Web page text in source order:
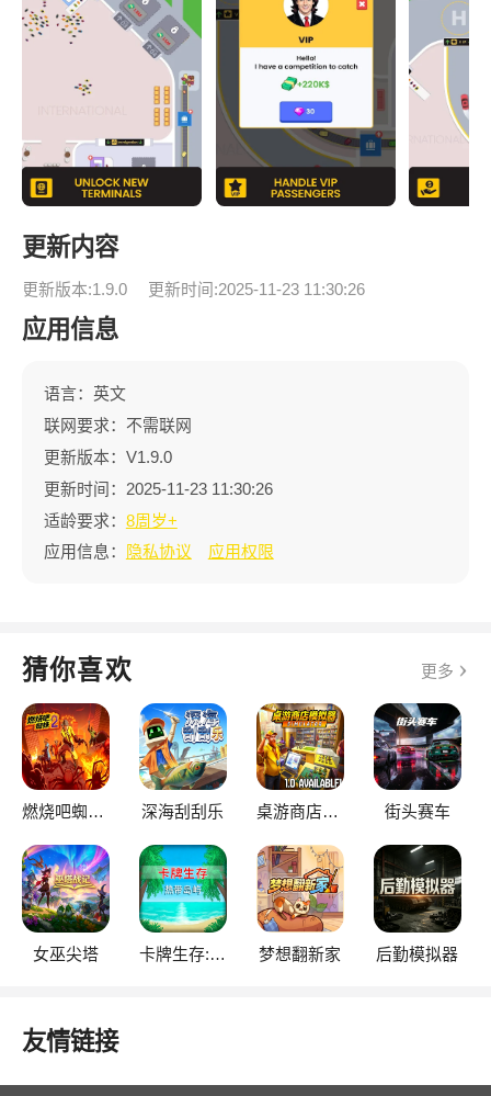
更新内容
更新版本:1.9.0 更新时间:2025-11-23 11:30:26
应用信息
语言：英文
联网要求：不需联网
更新版本：V1.9.0
更新时间：2025-11-23 11:30:26
适龄要求： 8周岁+
应用信息：
隐私协议 应用权限
猜你喜欢 更多
燃烧吧蜘蛛2 深海刮刮乐 桌游商店模拟器 街头赛车
女巫尖塔 卡牌生存:热带岛屿 梦想翻新家 后勤模拟器
友情链接